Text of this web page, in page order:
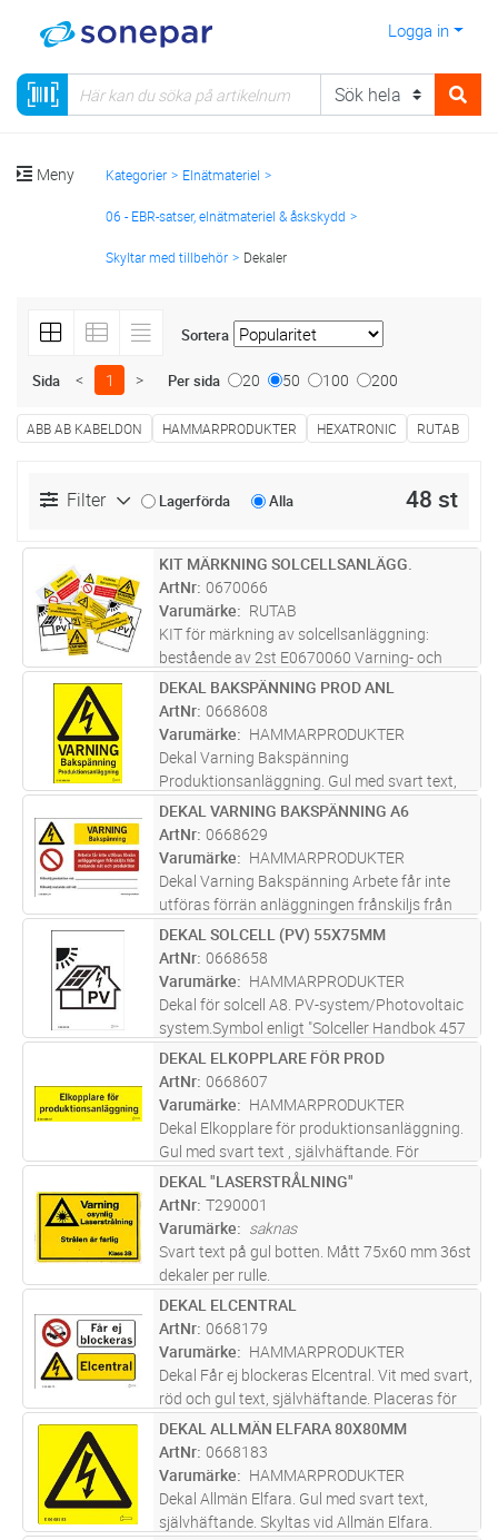
Logga in
Meny Kategorier Elnätmateriel
06 - EBR-satser, elnätmateriel & åskskydd
Skyltar med tillbehör Dekaler
Sortera
Sida < 1 > Per sida 20 50 100 200
ABB AB KABELDON HAMMARPRODUKTER HEXATRONIC RUTAB
Filter Lagerförda Alla 48 st
ST Lägg i kundvagn
KIT MÄRKNING SOLCELLSANLÄGG.
ArtNr 0670066
Varumärke
RUTAB
KIT för märkning av solcellsanläggning:
bestående av 2st E0670060 Varning- och
informationsskylt för solcellsanläggningar ,
2st E0670061 Varningsskylt för likspänning
från solcell, 2st E0670062 Skylt...läs mer
ST Lägg i kundvagn
DEKAL BAKSPÄNNING PROD ANL
ArtNr 0668608
Varumärke
HAMMARPRODUKTER
Dekal Varning Bakspänning
Produktionsanläggning. Gul med svart text,
självhäftande. För mikroproduktion.
ST Lägg i kundvagn
DEKAL VARNING BAKSPÄNNING A6
ArtNr 0668629
Varumärke
HAMMARPRODUKTER
Dekal Varning Bakspänning Arbete får inte
utföras förrän anläggningen frånskiljs från
matande nät och produktion. Vit med svart,
röd och gul text. Enkelsidig med skrivrader
,självhäftande. För mikrop...läs mer
ST Lägg i kundvagn
DEKAL SOLCELL (PV) 55X75MM
ArtNr 0668658
Varumärke
HAMMARPRODUKTER
Dekal för solcell A8. PV-system/Photovoltaic
system.Symbol enligt "Solceller Handbok 457
Utgåva 1" Vit med svart text, självhäftande.
Varning- och informationsdekal för
solcellsanläggningar.
ST Lägg i kundvagn
DEKAL ELKOPPLARE FÖR PROD
ArtNr 0668607
Varumärke
HAMMARPRODUKTER
Dekal Elkopplare för produktionsanläggning.
Gul med svart text , självhäftande. För
mikroproduktion.
ST Lägg i kundvagn
DEKAL "LASERSTRÅLNING"
ArtNr T290001
Varumärke
saknas
Svart text på gul botten. Mått 75x60 mm 36st
dekaler per rulle.
ST Lägg i kundvagn
DEKAL ELCENTRAL
ArtNr 0668179
Varumärke
HAMMARPRODUKTER
Dekal Får ej blockeras Elcentral. Vit med svart,
röd och gul text, självhäftande. Placeras för
att lätt komma åt elcentral vid behov.
ST Lägg i kundvagn
DEKAL ALLMÄN ELFARA 80X80MM
ArtNr 0668183
Varumärke
HAMMARPRODUKTER
Dekal Allmän Elfara. Gul med svart text,
självhäftande. Skyltas vid Allmän Elfara.